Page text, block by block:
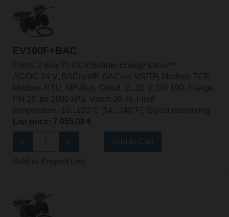
EV100F+BAC
Electr. 2-way PI-CCV Belimo Energy Valve™,
AC/DC 24 V, BACnet/IP, BACnet MS/TP, Modbus TCP,
Modbus RTU, MP-Bus, Cloud, 2...10 V, DN 100, Flange,
PN 16, ps 1600 kPa, Vnom 20 l/s, Fluid
temperature -10...120°C [14...248°F], Glycol monitoring
List price: 7.055,00 €